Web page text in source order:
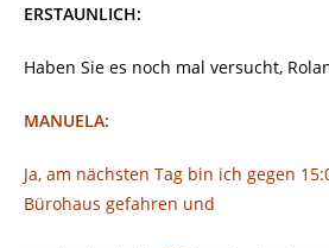
ERSTAUNLICH:
Haben Sie es noch mal versucht,
MANUELA:
Ja, am nächsten Tag bin ich gegen
Bürohaus gefahren und